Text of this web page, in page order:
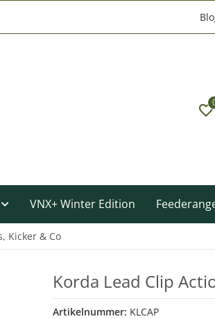
VNX+ Winter Edition
Kicker & Co
Korda Lead Clip
Artikelnummer: KLCAP